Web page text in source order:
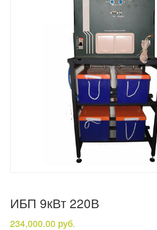
ИБП 9кВт 220В
234,000.00 руб.